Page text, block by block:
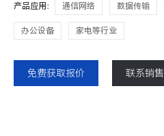
产品应用： 通信网络 数据传输
办公设备 家电等行业
免费获取报价 联系销售